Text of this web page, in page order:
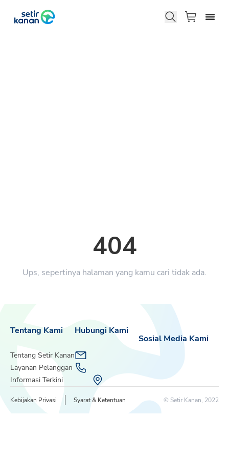
404
Ups, sepertinya halaman yang kamu cari tidak ada.
Tentang Kami
Tentang Setir Kanan
Layanan Pelanggan
Informasi Terkini
Sosial Media Kami
Hubungi Kami
Kebijakan Privasi Syarat & Ketentuan © Setir Kanan, 2022